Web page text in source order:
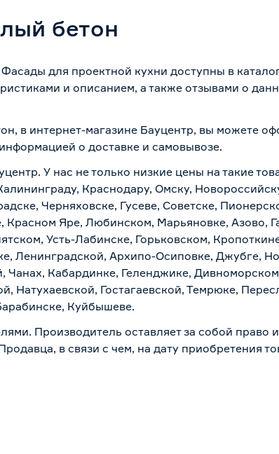
бетон
для проектной кухни доступны в
и описанием, а также отзывами о
в интернет-магазине Бауцентр, вы можете
о доставке и самовывозе.
У нас не только низкие цены на такие
Краснодару, Омску,
Черняховске, Гусеве, Советске,
Яре, Любинском, Марьяновке, Азово,
Усть-Лабинске, Горьковском,
Ленинградской, Архипо-Осиповке, Джубге,
Чанах, Кабардинке, Геленджике,
Натухаевской, Гостагаевской, Темрюке,
Куйбышеве.
Производитель оставляет за собой право
в связи с чем, на дату приобретения